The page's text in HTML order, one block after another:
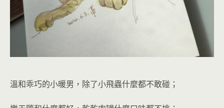
溫和乖巧的小暖男，除了小飛蟲什麼都不敢碰；